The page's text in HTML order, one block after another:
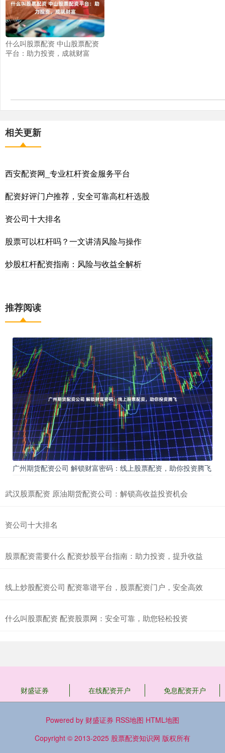
什么叫股票配资 中山股票配资
平台：助力投资，成就财富
相关更新
西安配资网_专业杠杆资金服务平台
配资好评门户推荐，安全可靠高杠杆选股
资公司十大排名
股票可以杠杆吗？一文讲清风险与操作
炒股杠杆配资指南：风险与收益全解析
推荐阅读
广州期货配资公司 解锁财富密码：线上股票配资，助你投资腾飞
武汉股票配资 原油期货配资公司：解锁高收益投资机会
资公司十大排名
股票配资需要什么 配资炒股平台指南：助力投资，提升收益
线上炒股配资公司 配资靠谱平台，股票配资门户，安全高效
什么叫股票配资 配资股票网：安全可靠，助您轻松投资
财盛证券 在线配资开户 免息配资开户
Powered by 财盛证券 RSS地图 HTML地图
Copyright © 2013-2025 股票配资知识网 版权所有